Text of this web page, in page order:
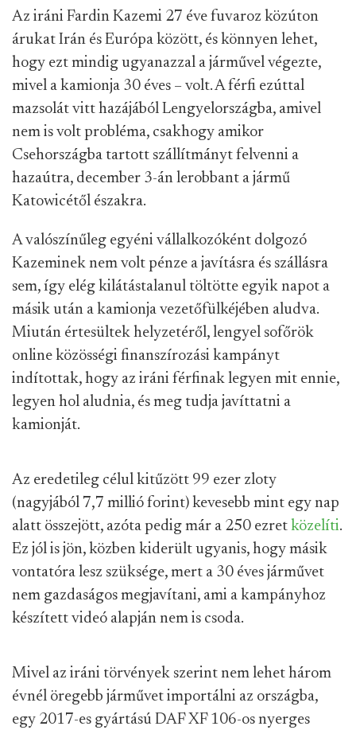
Az iráni Fardin Kazemi 27 éve fuvaroz közúton
árukat Irán és Európa között, és könnyen lehet,
hogy ezt mindig ugyanazzal a járművel végezte,
mivel a kamionja 30 éves – volt. A férfi ezúttal
mazsolát vitt hazájából Lengyelországba, amivel
nem is volt probléma, csakhogy amikor
Csehországba tartott szállítmányt felvenni a
hazaútra, december 3-án lerobbant a jármű
Katowicétől északra.
A valószínűleg egyéni vállalkozóként dolgozó
Kazeminek nem volt pénze a javításra és szállásra
sem, így elég kilátástalanul töltötte egyik napot a
másik után a kamionja vezetőfülkéjében aludva.
Miután értesültek helyzetéről, lengyel sofőrök
online közösségi finanszírozási kampányt
indítottak, hogy az iráni férfinak legyen mit ennie,
legyen hol aludnia, és meg tudja javíttatni a
kamionját.
Az eredetileg célul kitűzött 99 ezer zloty
(nagyjából 7,7 millió forint) kevesebb mint egy nap
alatt összejött, azóta pedig már a 250 ezret közelíti.
Ez jól is jön, közben kiderült ugyanis, hogy másik
vontatóra lesz szüksége, mert a 30 éves járművet
nem gazdaságos megjavítani, ami a kampányhoz
készített videó alapján nem is csoda.
Mivel az iráni törvények szerint nem lehet három
évnél öregebb járművet importálni az országba,
egy 2017-es gyártású DAF XF 106-os nyerges